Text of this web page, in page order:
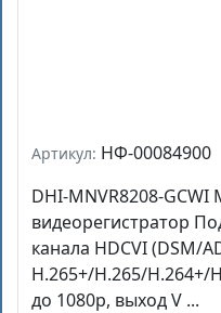
Артикул: НФ-00084900
DHI-MNVR8208-
видеорегистратор
канала HDCVI (DSM/
H.265+/H.265/H.264+/
до 1080р, выход V ...